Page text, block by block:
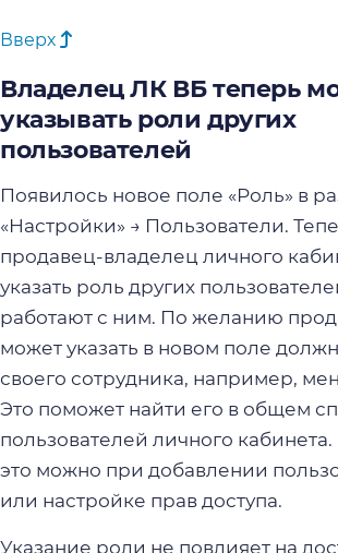
Вверх
Владелец ЛК ВБ теперь
указывать роли других
пользователей
Появилось новое поле «Роль» в
«Настройки» → Пользователи.
продавец-владелец личного
указать роль других
работают с ним. По желанию
может указать в новом поле
своего сотрудника, например,
Это поможет найти его в общем
пользователей личного кабинета.
это можно при добавлении
или настройке прав доступа.
Указание роли не повлияет на